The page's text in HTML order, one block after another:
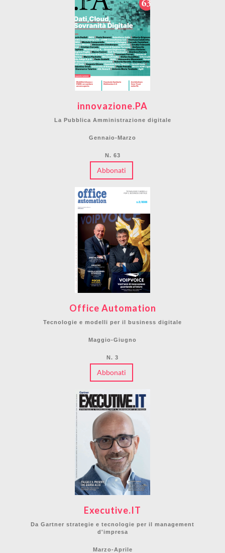
innovazione.PA
La Pubblica Amministrazione digitale
Gennaio-Marzo
N. 63
Abbonati
Office Automation
Tecnologie e modelli per il business digitale
Maggio-Giugno
N. 3
Abbonati
Executive.IT
Da Gartner strategie e tecnologie per il management
d'impresa
Marzo-Aprile